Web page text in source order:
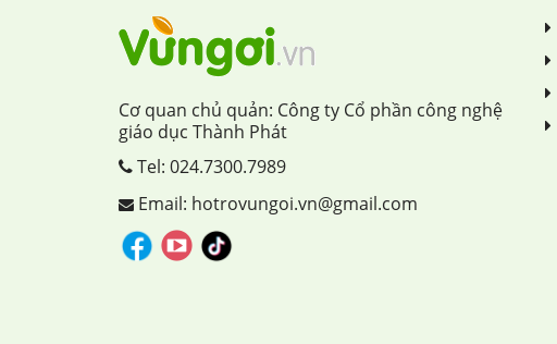
Cơ quan chủ quản: Công ty Cổ phần công nghệ
giáo dục Thành Phát
Tel: 024.7300.7989
Email: hotrovungoi.vn@gmail.com